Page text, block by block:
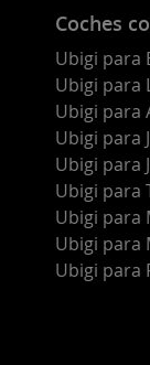
Coches
Ubigi para
Ubigi para
Ubigi para
Ubigi para
Ubigi para
Ubigi para
Ubigi para
Ubigi para
Ubigi para